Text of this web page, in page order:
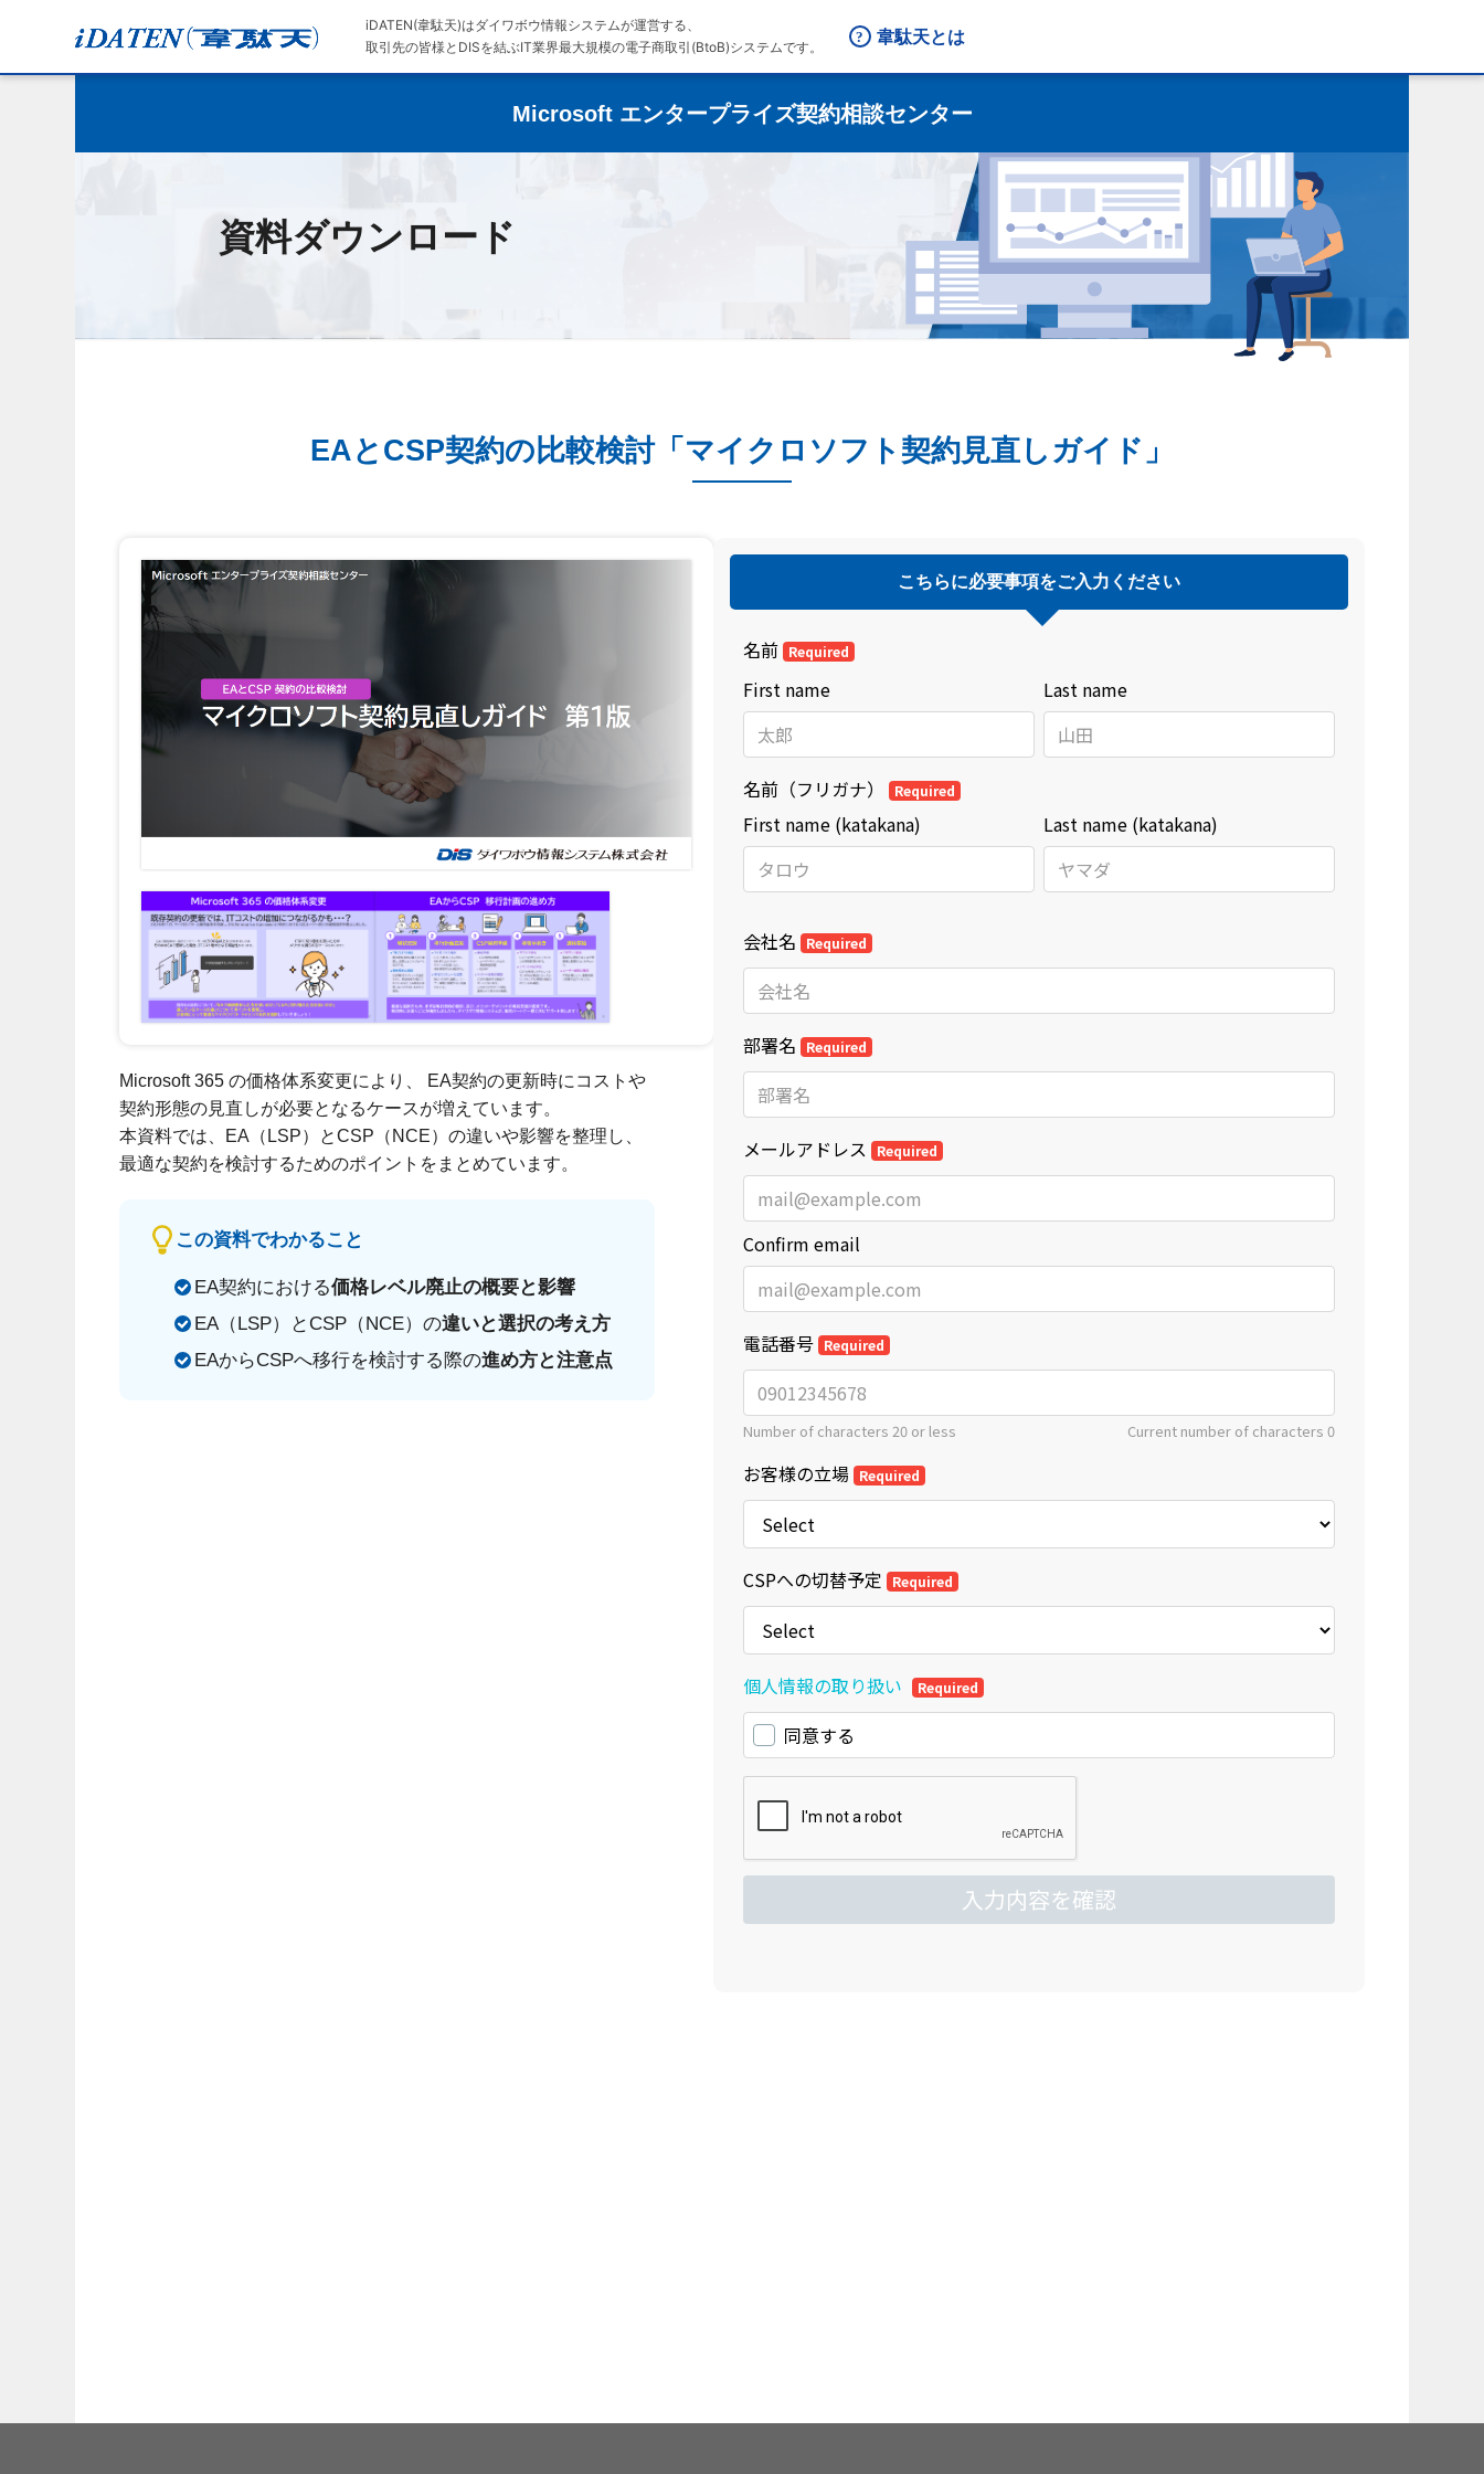
iDATEN(韋駄天)はダイワボウ情報システムが運営する、
取引先の皆様とDISを結ぶIT業界最大規模の電子商取引(BtoB)システムです。
韋駄天とは
Microsoft エンタープライズ契約相談センター
資料ダウンロード
EAとCSP契約の比較検討「マイクロソフト契約見直しガイド」
Microsoft 365 の価格体系変更により、 EA契約の更新時にコストや
契約形態の見直しが必要となるケースが増えています。
本資料では、EA（LSP）とCSP（NCE）の違いや影響を整理し、
最適な契約を検討するためのポイントをまとめています。
この資料でわかること
EA契約における価格レベル廃止の概要と影響
EA（LSP）とCSP（NCE）の違いと選択の考え方
EAからCSPへ移行を検討する 際の進め方と注意点
こちらに必要事項をご入力ください